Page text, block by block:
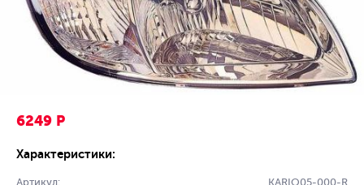
6249 Р
Характеристики:
Артикул: KARIO05-000-R